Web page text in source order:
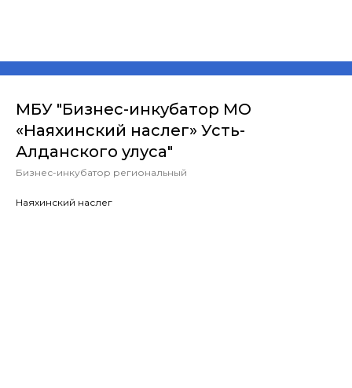
МБУ "Бизнес-инкубатор МО
«Наяхинский наслег» Усть-
Алданского улуса"
Бизнес-инкубатор региональный
Наяхинский наслег